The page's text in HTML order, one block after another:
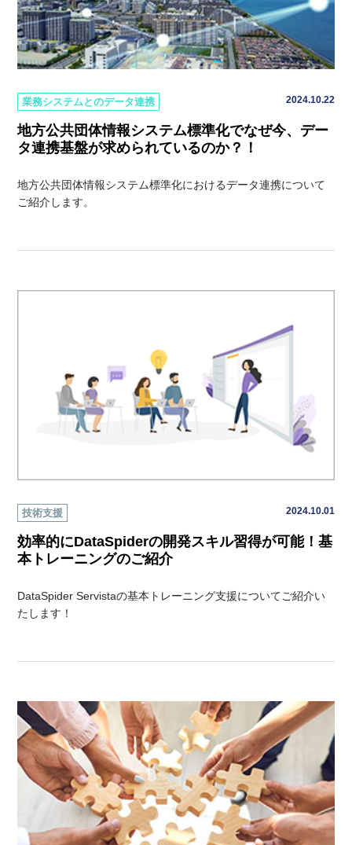
業務システムとのデータ連携 2024.10.22
地方公共団体情報システム標準化でなぜ今、デー
タ連携基盤が求められているのか？！
地方公共団体情報システム標準化におけるデータ連携について
ご紹介します。
技術支援 2024.10.01
効率的にDataSpiderの開発スキル習得が可能！基
本トレーニングのご紹介
DataSpider Servistaの基本トレーニング支援についてご紹介い
たします！